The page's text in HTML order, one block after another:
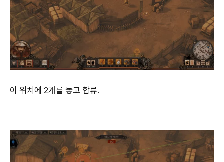
이 위치에 2개를 놓고 합류.